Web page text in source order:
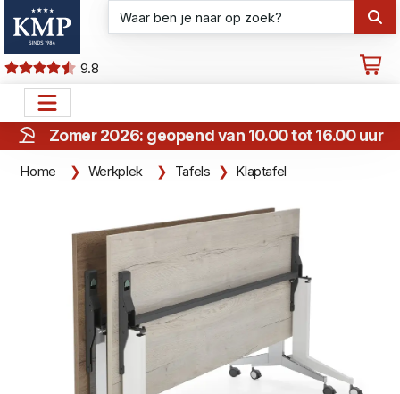
9.8
Zomer 2026: geopend van 10.00 tot 16.00 uur
Home Werkplek Tafels Klaptafel